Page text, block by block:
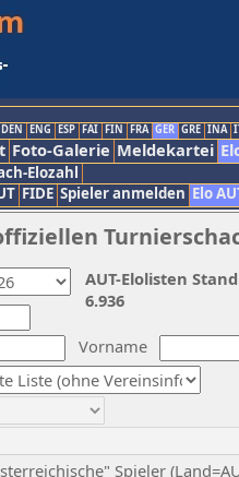
DEN ENG ESP FAI FIN FRA GER GRE INA
Foto-Galerie Meldekartei
Elozahl
FIDE Spieler anmelden Elo
Vorname
Spieler
AUT-Elolisten
6.936